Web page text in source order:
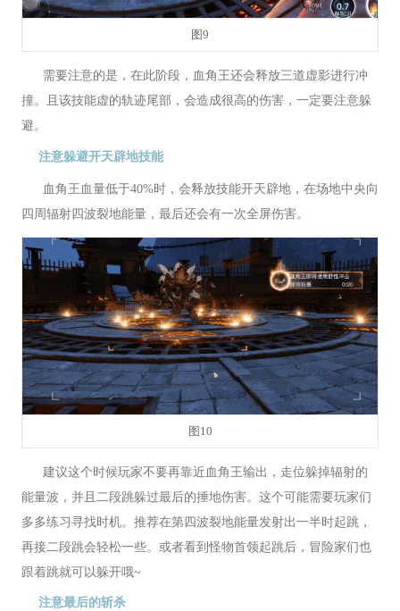
图9
需要注意的是，在此阶段，血角王还会释放三道虚影进行冲
撞。且该技能虚的轨迹尾部，会造成很高的伤害，一定要注意躲
避。
注意躲避开天辟地技能
血角王血量低于40%时，会释放技能开天辟地，在场地中央向
四周辐射四波裂地能量，最后还会有一次全屏伤害。
图10
建议这个时候玩家不要再靠近血角王输出，走位躲掉辐射的
能量波，并且二段跳躲过最后的捶地伤害。这个可能需要玩家们
多多练习寻找时机。推荐在第四波裂地能量发射出一半时起跳，
再接二段跳会轻松一些。或者看到怪物首领起跳后，冒险家们也
跟着跳就可以躲开哦~
注意最后的斩杀